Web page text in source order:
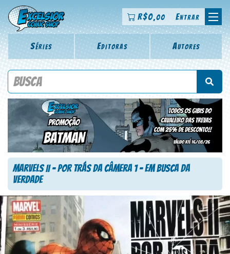
R$0,00 Entrar
Séries Editoras Autores
Procure por título da revista, personagem, série, escritor,
Marvels II – Por Trás da Câmera 1 – Em Busca da
Verdade